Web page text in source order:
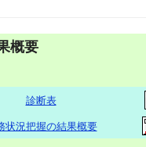
概要
診断表
状況把握の結果概要